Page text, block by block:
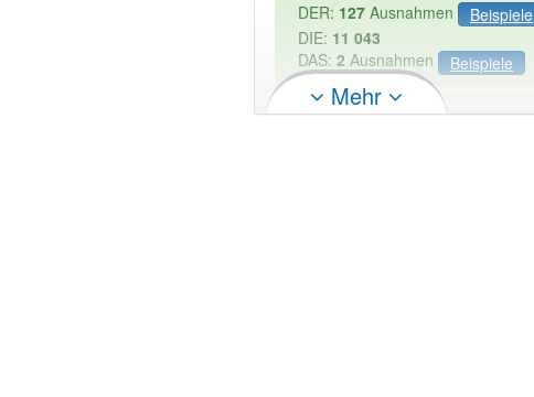
DER: 127 Ausnahmen
Beispiele
DIE: 11 043
DAS: 2 Ausnahmen Beispiele
PowerIndex:13
Mehr